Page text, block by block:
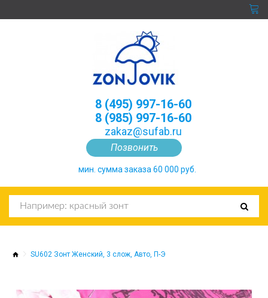
Позвонить
8 (495) 997-16-60
8 (985) 997-16-60
zakaz@sufab.ru
мин. сумма заказа 60 000 руб.
SU602 Зонт Женский, 3 слож, Авто, П-Э